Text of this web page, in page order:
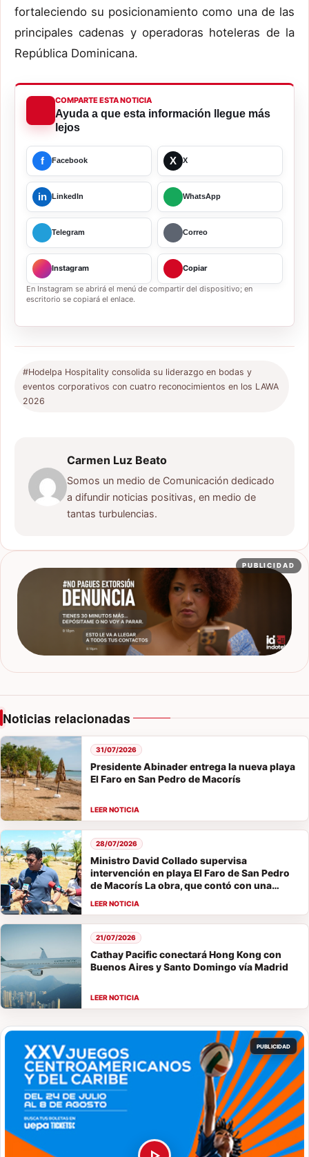
fortaleciendo su posicionamiento como una de las
principales cadenas y operadoras hoteleras de la
República Dominicana.
COMPARTE ESTA NOTICIA
Ayuda a que esta información llegue más
lejos
f Facebook X X
in LinkedIn WhatsApp
Telegram Correo
Instagram Copiar
En Instagram se abrirá el menú de compartir del dispositivo; en
escritorio se copiará el enlace.
#Hodelpa Hospitality consolida su liderazgo en bodas y
eventos corporativos con cuatro reconocimientos en los LAWA
2026
Carmen Luz Beato
Somos un medio de Comunicación dedicado
a difundir noticias positivas, en medio de
tantas turbulencias.
PUBLICIDAD
Noticias relacionadas
Presidente Abinader entrega la nueva playa
El Faro en San Pedro de Macorís
31/07/2026
Ministro David Collado supervisa
intervención en playa El Faro de San Pedro
de Macorís La obra, que contó con una
28/07/2026
Cathay Pacific conectará Hong Kong con
Buenos Aires y Santo Domingo vía Madrid
21/07/2026